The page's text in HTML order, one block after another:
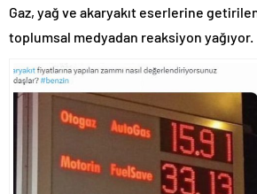
47,5939
Gaz, yağ ve akaryakıt eserlerine getirilen
toplumsal medyadan reaksiyon yağıyor.